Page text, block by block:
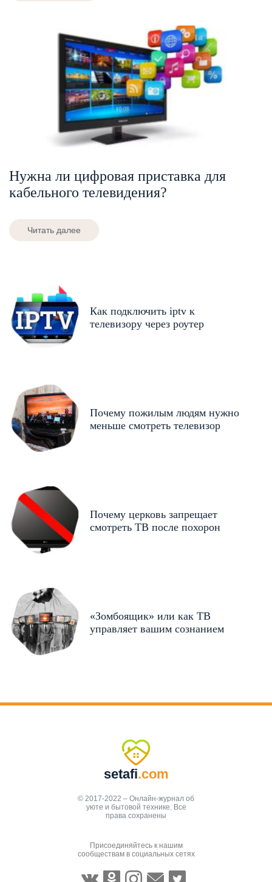
Нужна ли цифровая приставка для
кабельного телевидения?
Читать далее
Как подключить iptv к
телевизору через роутер
Почему пожилым людям нужно
меньше смотреть телевизор
Почему церковь запрещает
смотреть ТВ после похорон
«Зомбоящик» или как ТВ
управляет вашим сознанием
setafi.com
© 2017-2022 – Онлайн-журнал об
уюте и бытовой технике. Все
права сохранены
Присоединяйтесь к нашим
сообществам в социальных сетях